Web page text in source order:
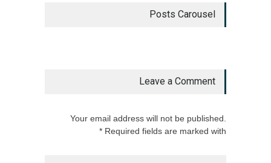
Posts Carousel
Leave a Comment
Your email address will not be published.
Required fields are marked with *